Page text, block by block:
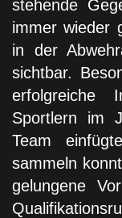
stehende
immer wieder
in der
sichtbar.
erfolgreiche
Sportlern im
Team
sammeln
gelungene